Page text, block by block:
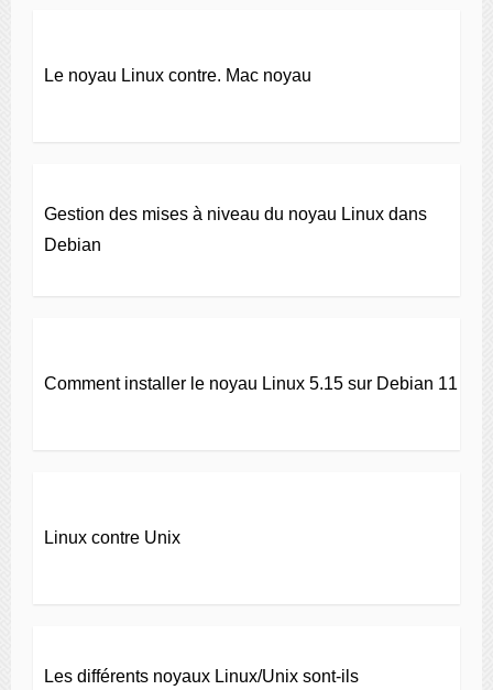
Le noyau Linux contre. Mac noyau
Gestion des mises à niveau du noyau Linux dans
Debian
Comment installer le noyau Linux 5.15 sur Debian 11
Linux contre Unix
Les différents noyaux Linux/Unix sont-ils